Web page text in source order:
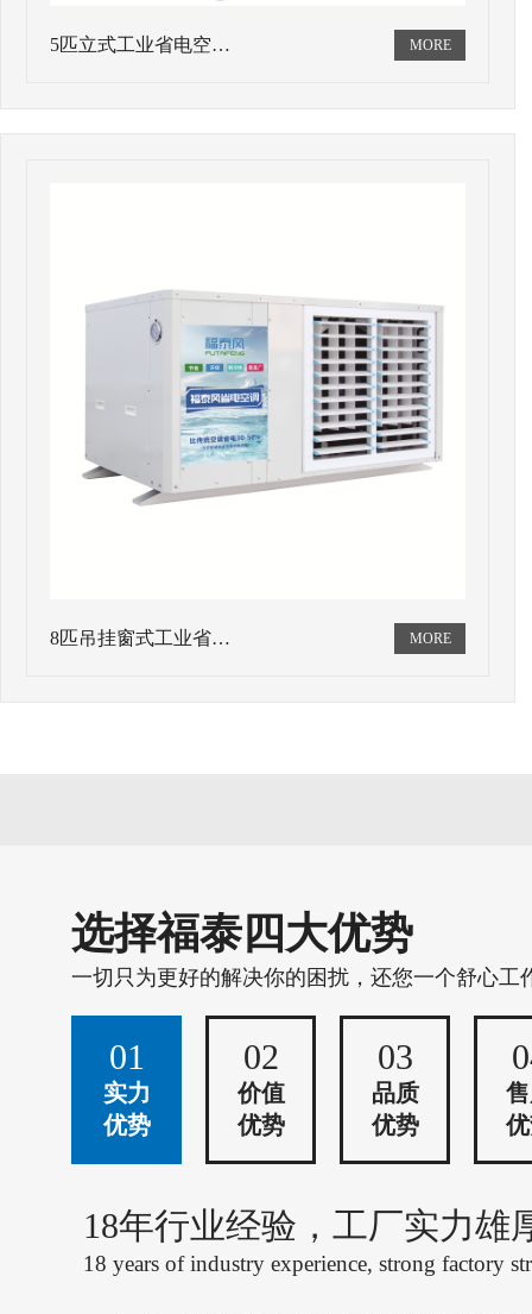
5匹立式工业省电空…
8匹吊挂窗式工业省…
选择福泰四大优势
一切只为更好的解决你的困扰，还您一个舒心工
01
实力
优势
02
价值
优势
03
品质
优势
18年行业经验，工厂实力雄
18 years of industry experience, strong factory